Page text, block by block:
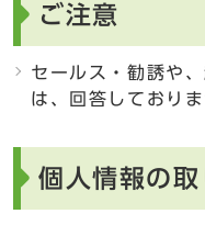
ご注意
セールス・勧誘や
は、回答しておりま
個人情報の